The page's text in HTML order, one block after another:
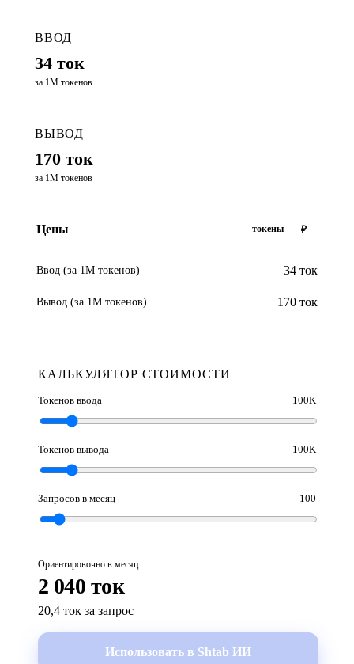
ВВОД
34 ток
за 1М токенов
ВЫВОД
170 ток
за 1М токенов
Цены токены ₽
Ввод (за 1М токенов) 34 ток
Вывод (за 1М токенов) 170 ток
КАЛЬКУЛЯТОР СТОИМОСТИ
Токенов ввода 100K
Токенов вывода 100K
Запросов в месяц 100
Ориентировочно в месяц
2 040 ток
20,4 ток за запрос
Использовать в Shtab ИИ